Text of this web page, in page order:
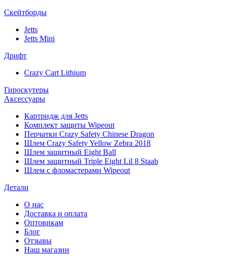
Скейтборды
Jetts
Jetts Mini
Дрифт
Crazy Cart Lithium
Гироскутеры
Аксессуары
Картридж для Jetts
Комплект защиты Wipeout
Перчатки Crazy Safety Chinese Dragon
Шлем Crazy Safety Yellow Zebra 2018
Шлем защитный Eight Ball
Шлем защитный Triple Eight Lil 8 Staab
Шлем с фломастерами Wipeout
Детали
О нас
Доставка и оплата
Оптовикам
Блог
Отзывы
Наш магазин